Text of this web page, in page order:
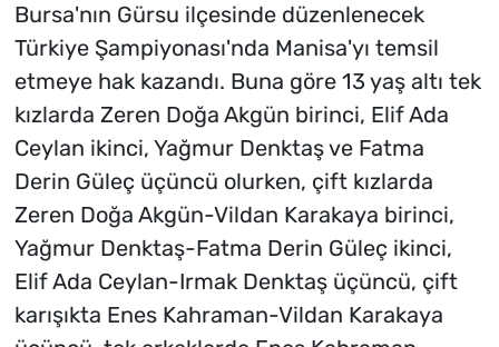
Bursa'nın Gürsu ilçesinde düzenlenecek
Türkiye Şampiyonası'nda Manisa'yı temsil
etmeye hak kazandı. Buna göre 13 yaş altı tek
kızlarda Zeren Doğa Akgün birinci, Elif Ada
Ceylan ikinci, Yağmur Denktaş ve Fatma
Derin Güleç üçüncü olurken, çift kızlarda
Zeren Doğa Akgün-Vildan Karakaya birinci,
Yağmur Denktaş-Fatma Derin Güleç ikinci,
Elif Ada Ceylan-Irmak Denktaş üçüncü, çift
karışıkta Enes Kahraman-Vildan Karakaya